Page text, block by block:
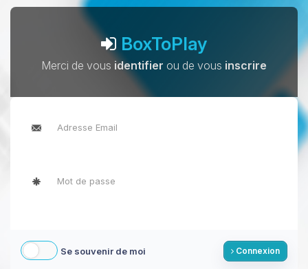
BoxToPlay
Merci de vous identifier ou de vous inscrire
Se souvenir de moi Connexion